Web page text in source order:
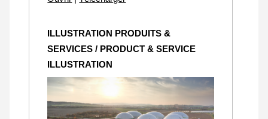
ILLUSTRATION PRODUITS &
SERVICES / PRODUCT & SERVICE
ILLUSTRATION